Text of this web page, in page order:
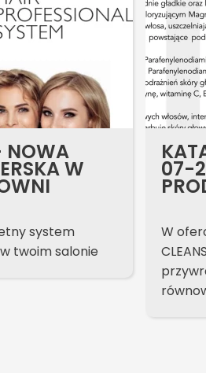
NOWA
W
system
twoim salonie
07-
W